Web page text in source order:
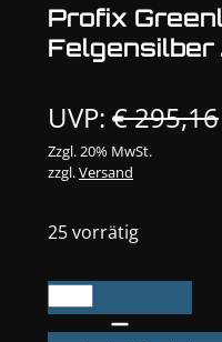
Profix
Felgensilber
UVP: €295,16
Zzgl. 20% MwSt.
zzgl.Versand
25 vorrätig
Profix
Greenline